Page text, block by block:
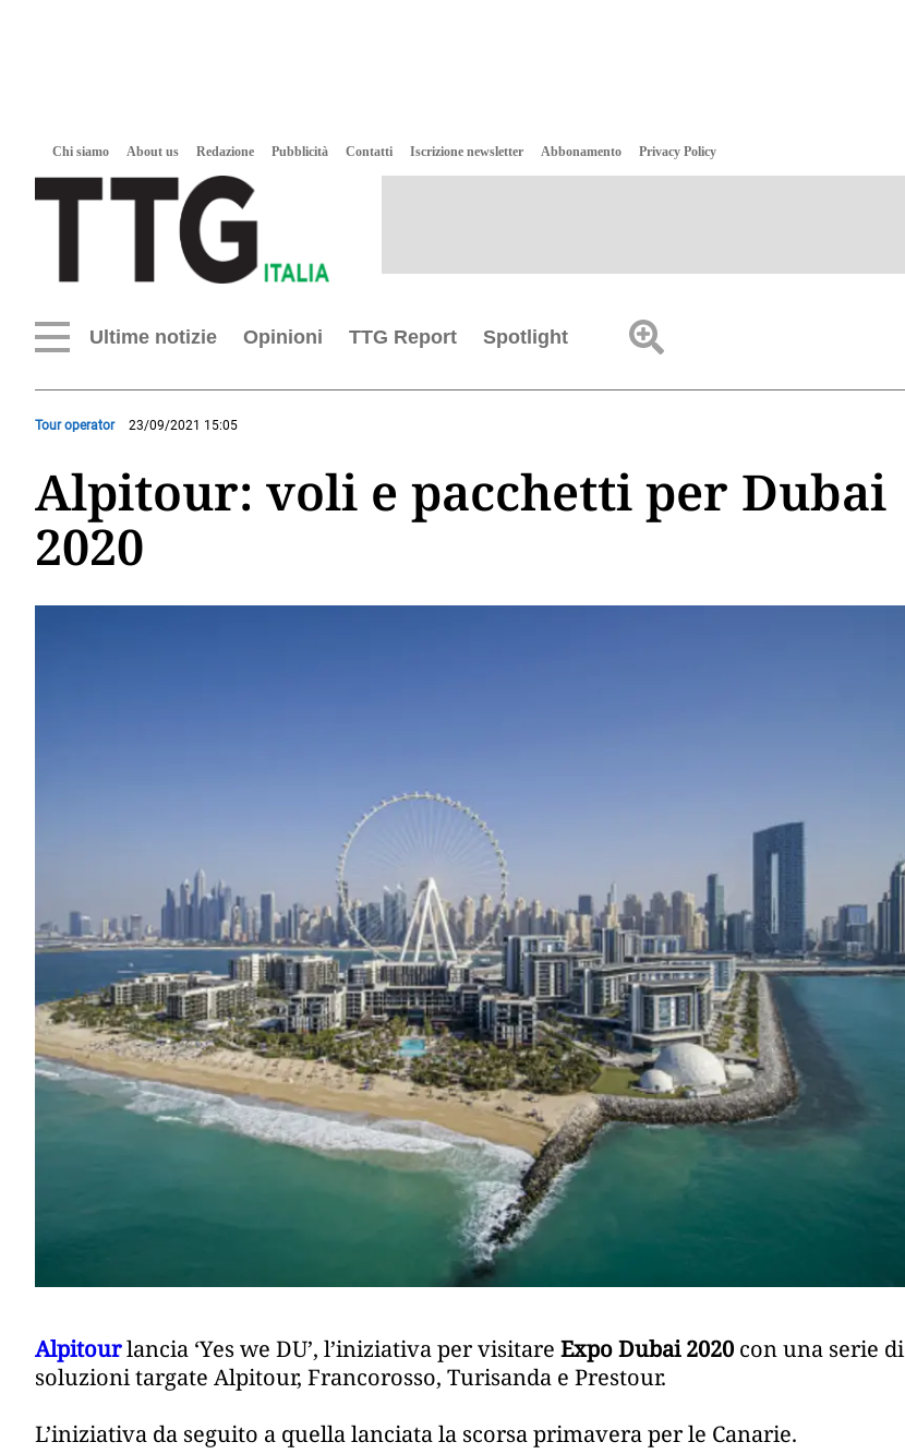
Chi siamo About us Redazione Pubblicità Contatti Iscrizione newsletter Abbonamento Privacy Policy
Ultime notizie Opinioni TTG Report Spotlight
Tour operator 23/09/2021 15:05
Alpitour: voli e pacchetti per Dubai
2020
Alpitourlancia ‘Yes we DU’, l’iniziativa per visitare Expo Dubai 2020 con una serie di
soluzioni targate Alpitour, Francorosso, Turisanda e Prestour.
L’iniziativa da seguito a quella lanciata la scorsa primavera per le Canarie.